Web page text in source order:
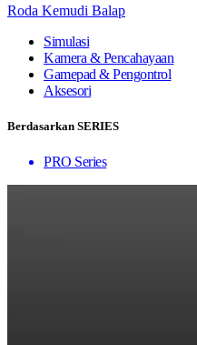
Roda Kemudi Balap
Simulasi
Kamera & Pencahayaan
Gamepad & Pengontrol
Aksesori
Berdasarkan SERIES
PRO Series